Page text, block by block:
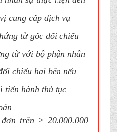
cung cấp dịch vụ
từ gốc đối chiếu
từ với bộ phận nhân
chiếu hai bên nếu
tiến hành thủ tục
đơn trên > 20.000.000